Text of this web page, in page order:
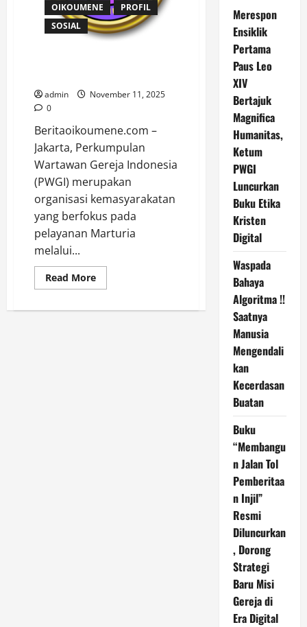
OIKOUMENE
PROFIL
SOSIAL
admin
November 11, 2025
0
Beritaoikoumene.com –
Jakarta, Perkumpulan
Wartawan Gereja Indonesia
(PWGI) merupakan
organisasi kemasyarakatan
yang berfokus pada
pelayanan Marturia
melalui...
Read MoreRead
more
WARTAWAN
Merespon
Ensiklik
Pertama
Paus Leo
XIV
Bertajuk
Magnifica
Humanitas,
Ketum
PWGI
Luncurkan
Buku Etika
Kristen
Digital
Waspada
Bahaya
Algoritma !!
Saatnya
Manusia
Mengendali
kan
Kecerdasan
Buatan
Buku
“Membangu
n Jalan Tol
Pemberitaa
n Injil”
Resmi
Diluncurkan
, Dorong
Strategi
Baru Misi
Gereja di
Era Digital